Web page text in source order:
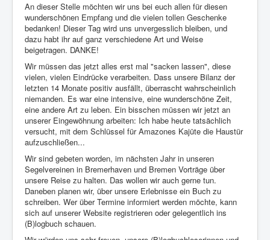
An dieser Stelle möchten wir uns bei euch allen für diesen
wunderschönen Empfang und die vielen tollen Geschenke
bedanken! Dieser Tag wird uns unvergesslich bleiben, und
dazu habt ihr auf ganz verschiedene Art und Weise
beigetragen. DANKE!
Wir müssen das jetzt alles erst mal "sacken lassen", diese
vielen, vielen Eindrücke verarbeiten. Dass unsere Bilanz der
letzten 14 Monate positiv ausfällt, überrascht wahrscheinlich
niemanden. Es war eine intensive, eine wunderschöne Zeit,
eine andere Art zu leben. Ein bisschen müssen wir jetzt an
unserer Eingewöhnung arbeiten: Ich habe heute tatsächlich
versucht, mit dem Schlüssel für Amazones Kajüte die Haustür
aufzuschließen...
Wir sind gebeten worden, im nächsten Jahr in unseren
Segelvereinen in Bremerhaven und Bremen Vorträge über
unsere Reise zu halten. Das wollen wir auch gerne tun.
Daneben planen wir, über unsere Erlebnisse ein Buch zu
schreiben. Wer über Termine informiert werden möchte, kann
sich auf unserer Website registrieren oder gelegentlich ins
(B)logbuch schauen.